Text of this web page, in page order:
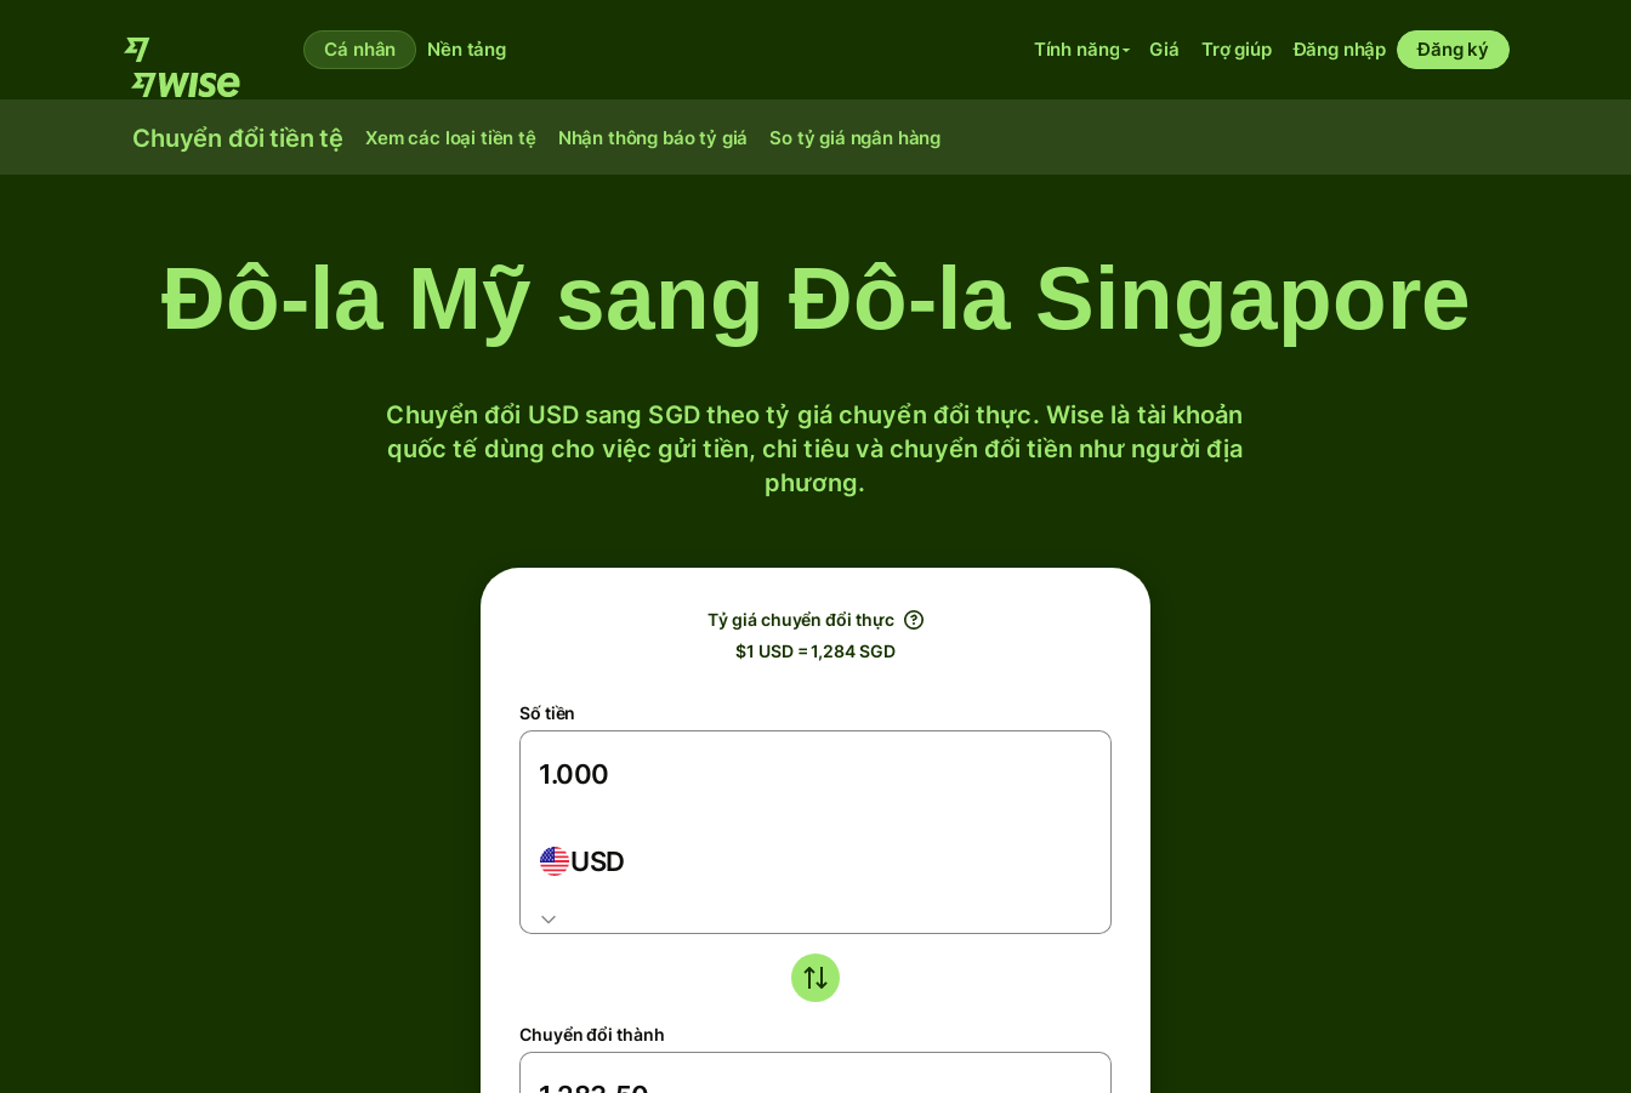
Cá nhân Nền tảng Tính năng Giá Trợ giúp Đăng nhập Đăng ký
Chuyển đổi tiền tệ Xem các loại tiền tệ Nhận thông báo tỷ giá So tỷ giá ngân hàng
Đô-la Mỹ sang Đô-la Singapore
Chuyển đổi USD sang SGD theo tỷ giá chuyển đổi thực. Wise là tài khoản
quốc tế dùng cho việc gửi tiền, chi tiêu và chuyển đổi tiền như người địa
phương.
Tỷ giá chuyển đổi thực
$1 USD = 1,284 SGD
Số tiền
USD
Chuyển đổi thành